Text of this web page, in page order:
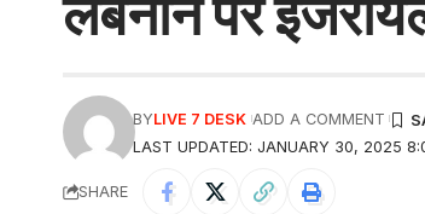
लेबनान पर
LAST UPDATED: JANUARY 30, 2025
BYLIVE 7 DESK ADD A COMMENT
SHARE